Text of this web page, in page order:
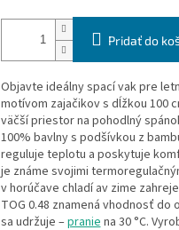
Pridať do
Objavte ideálny spací vak pre
motívom zajačikov s dĺžkou 100
väčší priestor na pohodlný
100% bavlny s podšívkou z
reguluje teplotu a poskytuje
je známe svojimi
v horúčave chladí av zime
TOG 0.48 znamená vhodnosť do
sa udržuje –praniena 30 °C.